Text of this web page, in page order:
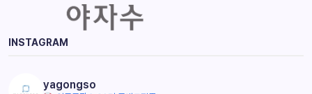
INSTAGRAM
yagongso